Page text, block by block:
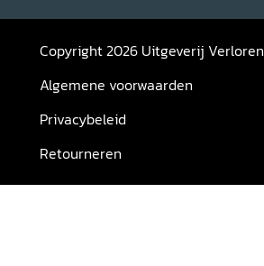
Copyright 2026 Uitgeverij Verloren
Algemene voorwaarden
Privacybeleid
Retourneren